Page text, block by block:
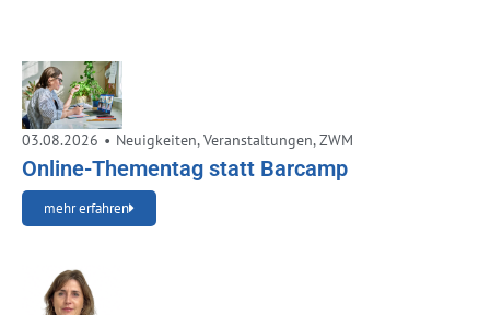
03.08.2026 • Neuigkeiten,Veranstaltungen,ZWM
Online-Thementag statt Barcamp
mehr erfahren